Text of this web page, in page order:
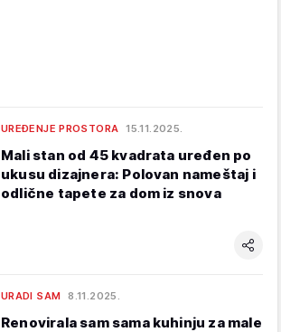
UREĐENJE PROSTORA 15.11.2025.
Mali stan od 45 kvadrata uređen po
ukusu dizajnera: Polovan nameštaj i
odlične tapete za dom iz snova
URADI SAM 8.11.2025.
Renovirala sam sama kuhinju za male